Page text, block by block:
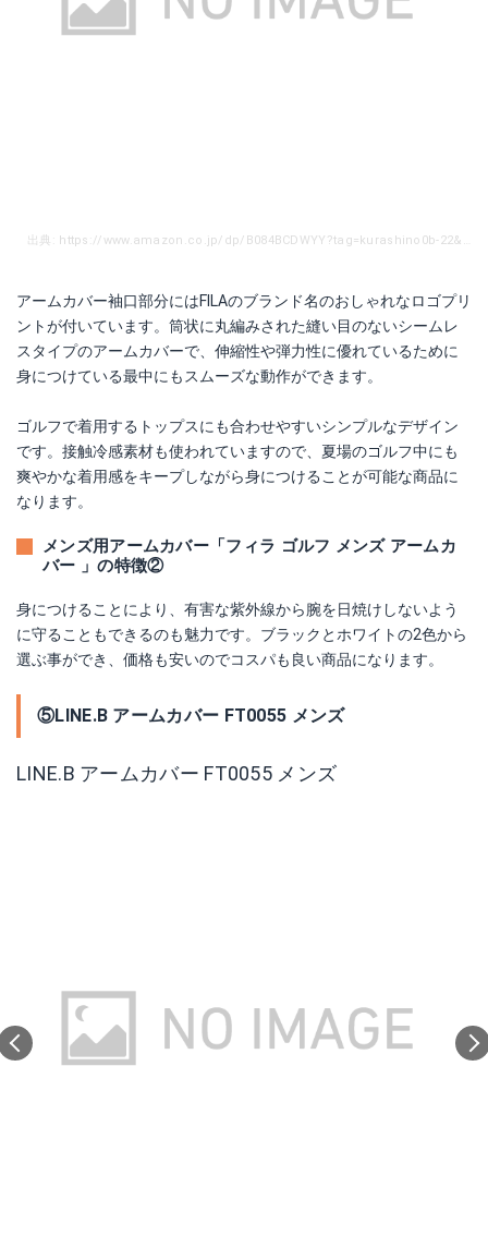
アームカバー袖口部分にはFILAのブランド名のおしゃれなロゴプリ
ントが付いています。筒状に丸編みされた縫い目のないシームレ
スタイプのアームカバーで、伸縮性や弾力性に優れているために
身につけている最中にもスムーズな動作ができます。
ゴルフで着用するトップスにも合わせやすいシンプルなデザイン
です。接触冷感素材も使われていますので、夏場のゴルフ中にも
爽やかな着用感をキープしながら身につけることが可能な商品に
なります。
メンズ用アームカバー「フィラ ゴルフ メンズ アームカ
バー 」の特徴②
身につけることにより、有害な紫外線から腕を日焼けしないよう
に守ることもできるのも魅力です。ブラックとホワイトの2色から
選ぶ事ができ、価格も安いのでコスパも良い商品になります。
⑤LINE.B アームカバー FT0055 メンズ
LINE.B アームカバー FT0055 メンズ